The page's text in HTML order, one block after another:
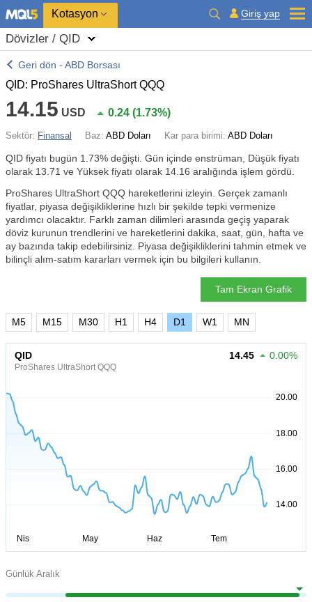
Kotasyon Giriş yap
Dövizler / QID
Geri dön - ABD Borsası
QID: ProShares UltraShort QQQ
14.15 USD 0.24 (1.73%)
Sektör: Finansal Baz: ABD Doları Kar para birimi: ABD Doları
QID fiyatı bugün 1.73% değişti. Gün içinde enstrüman, Düşük fiyatı
olarak 13.71 ve Yüksek fiyatı olarak 14.16 aralığında işlem gördü.
ProShares UltraShort QQQ hareketlerini izleyin. Gerçek zamanlı
fiyatlar, piyasa değişikliklerine hızlı bir şekilde tepki vermenize
yardımcı olacaktır. Farklı zaman dilimleri arasında geçiş yaparak
döviz kurunun trendlerini ve hareketlerini dakika, saat, gün, hafta ve
ay bazında takip edebilirsiniz. Piyasa değişikliklerini tahmin etmek ve
bilinçli alım-satım kararları vermek için bu bilgileri kullanın.
Tam Ekran Grafik
M5 M15 M30 H1 H4 D1 W1 MN
QID
ProShares UltraShort QQQ
14.45 0.00%
Günlük Aralık